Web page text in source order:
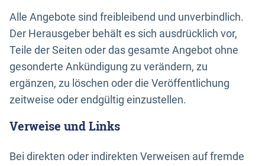
Alle Angebote sind freibleibend und unverbindlich.
Der Herausgeber behält es sich ausdrücklich vor,
Teile der Seiten oder das gesamte Angebot ohne
gesonderte Ankündigung zu verändern, zu
ergänzen, zu löschen oder die Veröffentlichung
zeitweise oder endgültig einzustellen.
Verweise und Links
Bei direkten oder indirekten Verweisen auf fremde